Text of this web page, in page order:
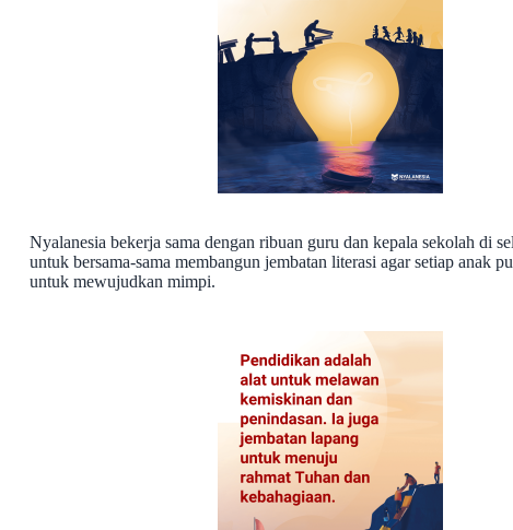
Nyalanesia bekerja sama dengan ribuan guru dan kepala sekolah di
untuk bersama-sama membangun jembatan literasi agar setiap anak
untuk mewujudkan mimpi.